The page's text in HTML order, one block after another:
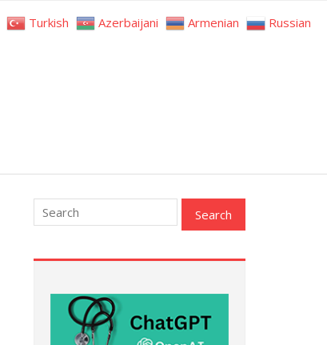
Turkish Azerbaijani Armenian Russian